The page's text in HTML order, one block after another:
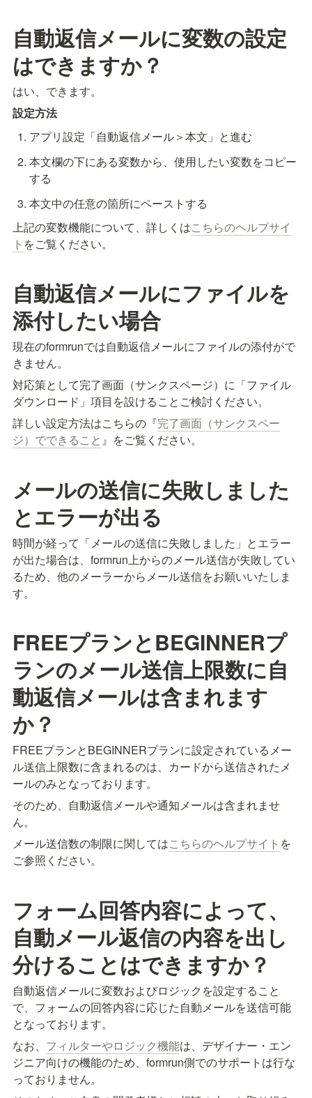
自動返信メールに変数の設定
はできますか？
はい、できます。
設定方法
アプリ設定「自動返信メール＞本文」と進む
本文欄の下にある変数から、使用したい変数をコピー
する
本文中の任意の箇所にペーストする
上記の変数機能について、詳しくはこちらのヘルプサイ
ト をご覧ください。
自動返信メールにファイルを
添付したい場合
現在のformrunでは自動返信メールにファイルの添付がで
きません。
対応策として完了画面（サンクスページ）に「ファイル
ダウンロード」項目を設けることご検討ください。
詳しい設定方法はこちらの『完了画面（サンクスペー
ジ）でできること 』をご覧ください。
メールの送信に失敗しました
とエラーが出る
時間が経って「メールの送信に失敗しました」とエラー
が出た場合は、formrun上からのメール送信が失敗してい
るため、他のメーラーからメール送信をお願いいたしま
す。
FREEプランとBEGINNERプ
ランのメール送信上限数に自
動返信メールは含まれます
か？
FREEプランとBEGINNERプランに設定されているメー
ル送信上限数に含まれるのは、カードから送信されたメ
ールのみとなっております。
そのため、自動返信メールや通知メールは含まれませ
ん。
メール送信数の制限に関してはこちらのヘルプサイト を
ご参照ください。
フォーム回答内容によって、
自動メール返信の内容を出し
分けることはできますか？
自動返信メールに変数およびロジックを設定すること
で、フォームの回答内容に応じた自動メールを送信可能
となっております。
なお、 フィルターやロジック機能は、デザイナー・エン
ジニア向けの機能のため、formrun側でのサポートは行な
っておりません。